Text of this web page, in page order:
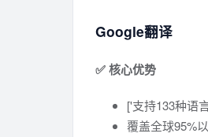
Google翻译
✅ 核心优势
['支持133种语
覆盖全球95%